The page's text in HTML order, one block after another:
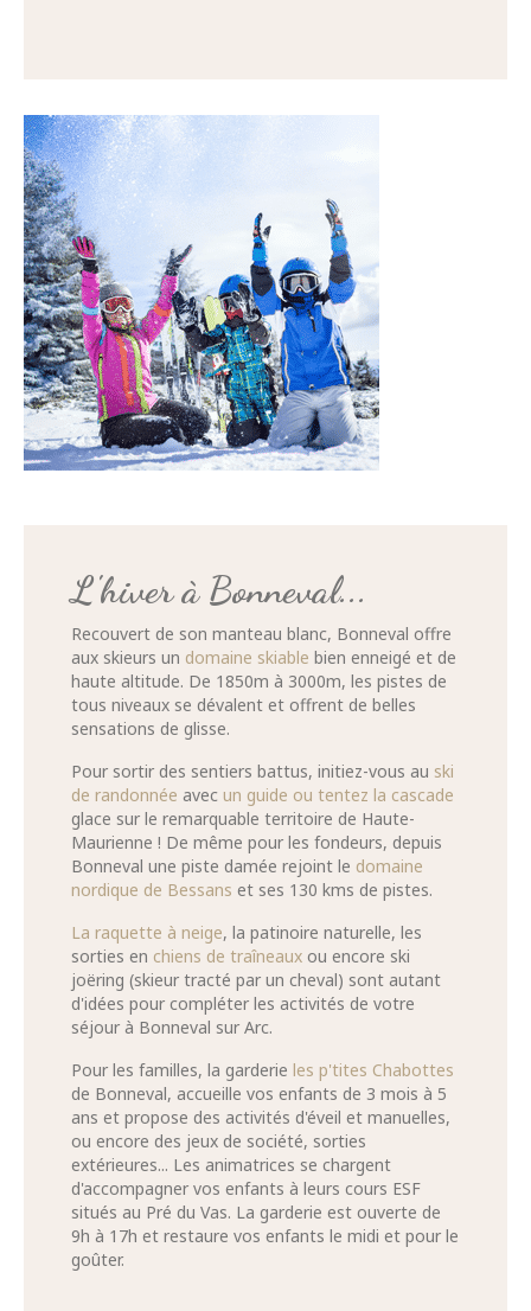
L'hiver à Bonneval...
Recouvert de son manteau blanc, Bonneval offre
aux skieurs un domaine skiable bien enneigé et de
haute altitude. De 1850m à 3000m, les pistes de
tous niveaux se dévalent et offrent de belles
sensations de glisse.
Pour sortir des sentiers battus, initiez-vous au ski
de randonnée avec un guide ou tentez la cascade
glace sur le remarquable territoire de Haute-
Maurienne ! De même pour les fondeurs, depuis
Bonneval une piste damée rejoint le domaine
nordique de Bessans et ses 130 kms de pistes.
La raquette à neige, la patinoire naturelle, les
sorties en chiens de traîneaux ou encore ski
joëring (skieur tracté par un cheval) sont autant
d'idées pour compléter les activités de votre
séjour à Bonneval sur Arc.
Pour les familles, la garderie les p'tites Chabottes
de Bonneval, accueille vos enfants de 3 mois à 5
ans et propose des activités d'éveil et manuelles,
ou encore des jeux de société, sorties
extérieures... Les animatrices se chargent
d'accompagner vos enfants à leurs cours ESF
situés au Pré du Vas. La garderie est ouverte de
9h à 17h et restaure vos enfants le midi et pour le
goûter.